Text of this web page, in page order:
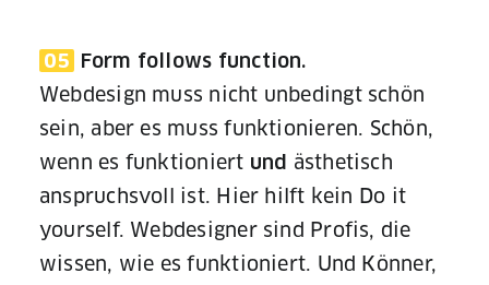
05 Form follows function.
Webdesign muss nicht unbedingt schön
sein, aber es muss funktionieren. Schön,
wenn es funktioniert und ästhetisch
anspruchsvoll ist. Hier hilft kein Do it
yourself. Webdesigner sind Profis, die
wissen, wie es funktioniert. Und Könner,